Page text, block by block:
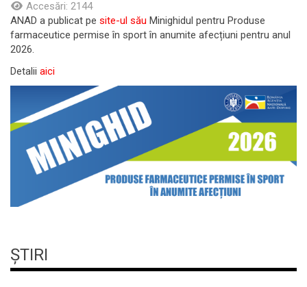
Accesări: 2144
ANAD a publicat pe site-ul său Minighidul pentru Produse
farmaceutice permise în sport în anumite afecțiuni pentru anul
2026.
Detalii aici
ȘTIRI